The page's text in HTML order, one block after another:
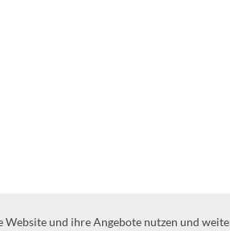
und ihre Angebote nutzen und